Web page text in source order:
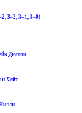
3–2, 3–1, 3–0)
Дюпюи
Хейт